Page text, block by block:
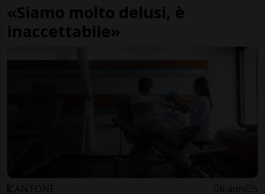
«Siamo molto delusi, è
inaccettabile»
CANTONE 6 anni 5